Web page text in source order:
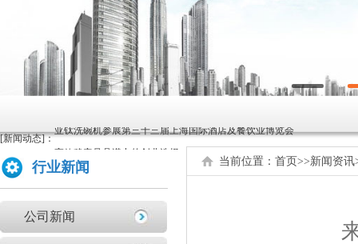
[新闻动态]：
原来洗碗机还能洗菜洗龙虾！
如何正确的使用商用洗碗机确保清洗效果？
为什么不能贪便宜买低价的洗碗机
高效稳定且具潜力的创业选择：洗碗机
全自动洗碗机：清洗新革命，降本增效
亚钛洗碗机参展第三十三届上海国际酒店及餐饮业博览会
学校食堂采购洗碗机的必要性分析
行业新闻
公司新闻
当前位置： 首页>>新闻资讯